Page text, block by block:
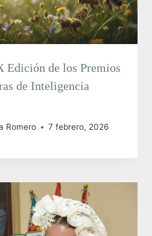
Edición de los Premios
de Inteligencia
Romero 7 febrero, 2026